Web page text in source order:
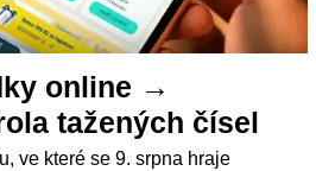
online →
tažených čísel
ve které se 9. srpna hraje